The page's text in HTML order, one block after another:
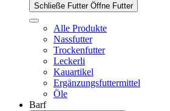
Schließe Futter Öffne Futter
Alle Produkte
Nassfutter
Trockenfutter
Leckerli
Kauartikel
Ergänzungsfuttermittel
Öle
Barf